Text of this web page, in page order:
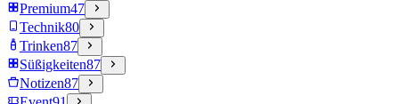
Premium47
Technik80
Trinken87
Süßigkeiten87
Notizen87